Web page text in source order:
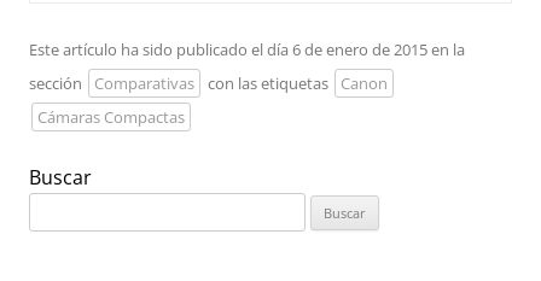
Este artículo ha sido publicado el día 6 de enero de 2015 en la
sección
Comparativas con las etiquetas
Canon
Cámaras Compactas
Buscar